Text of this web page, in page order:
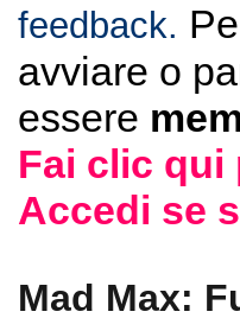
feedback.
avviare o
essere
Fai clic qui
Accedi se
Mad Max: